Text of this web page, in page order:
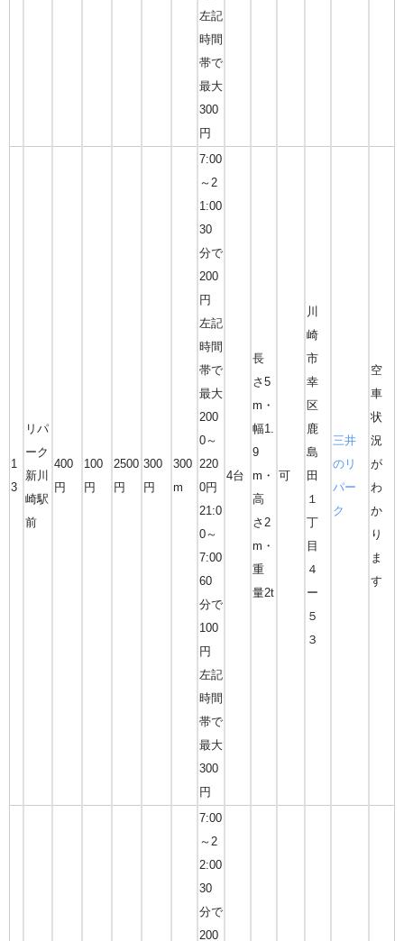
左記
時間
帯で
最大
300
円
1
3
リパ
ーク
新川
崎駅
前
400
円
100
円
2500
円
300
円
300
m
7:00
～2
1:00
30
分で
200
円
左記
時間
帯で
最大
200
0～
220
0円
21:0
0～
7:00
60
分で
100
円
左記
時間
帯で
最大
300
円
4台
長
さ5
m・
幅1.
9
m・
高
さ2
m・
重
量2t
可
川
崎
市
幸
区
鹿
島
田
１
丁
目
４
ー
５
３
三井
のリ
パー
ク
空
車
状
況
が
わ
か
り
ま
す
7:00
～2
2:00
30
分で
200